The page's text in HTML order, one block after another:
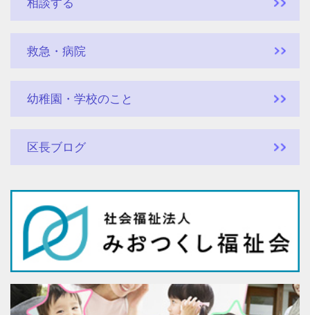
救急・病院
幼稚園・学校のこと
区長ブログ